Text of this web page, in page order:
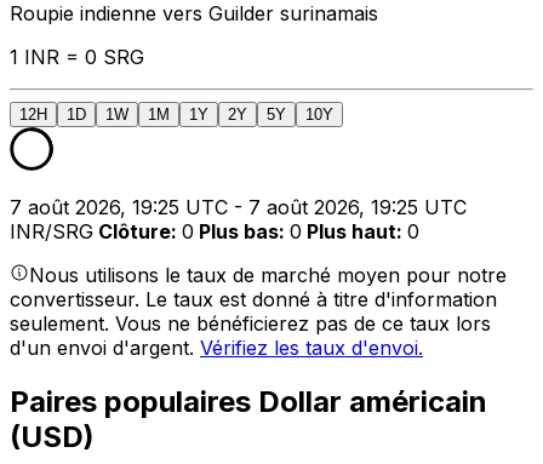
Roupie indienne vers Guilder surinamais
1 INR = 0 SRG
12H 1D 1W 1M 1Y 2Y 5Y 10Y
7 août 2026, 19:25 UTC - 7 août 2026, 19:25 UTC
INR/SRG Clôture: 0 Plus bas: 0 Plus haut: 0
Nous utilisons le taux de marché moyen pour notre
convertisseur. Le taux est donné à titre d'information
seulement. Vous ne bénéficierez pas de ce taux lors
d'un envoi d'argent. Vérifiez les taux d'envoi.
Paires populaires Dollar américain
(USD)